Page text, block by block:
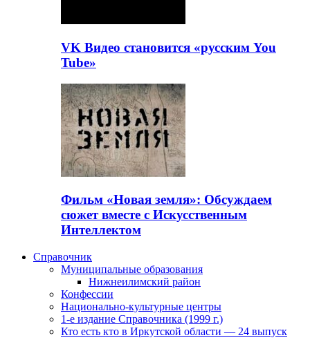
VK Видео становится «русским You
Tube»
Фильм «Новая земля»: Обсуждаем
сюжет вместе с Искусственным
Интеллектом
Справочник
Муниципальные образования
Нижнеилимский район
Конфессии
Национально-культурные центры
1-е издание Справочника (1999 г.)
Кто есть кто в Иркутской области — 24 выпуск